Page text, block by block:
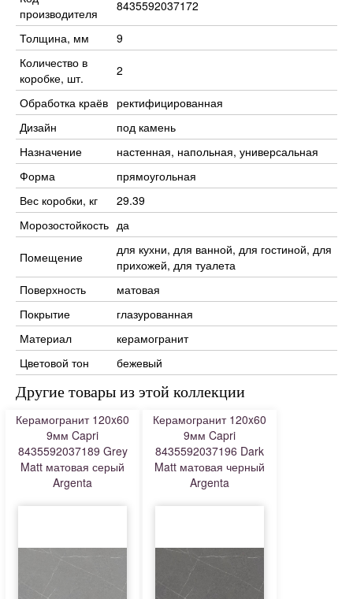
производителя
8435592037172
Толщина, мм
9
Количество в
коробке, шт.
2
Обработка краёв ректифицированная
Дизайн
под камень
Назначение
настенная, напольная, универсальная
Форма
прямоугольная
Вес коробки, кг
29.39
Морозостойкость да
Помещение
для кухни, для ванной, для гостиной, для
прихожей, для туалета
Поверхность
матовая
Покрытие
глазурованная
Материал
керамогранит
Цветовой тон
бежевый
Другие товары из этой коллекции
Керамогранит 120x60
9мм Capri
8435592037189 Grey
Matt матовая серый
Argenta
Керамогранит 120x60
9мм Capri
8435592037196 Dark
Matt матовая черный
Argenta